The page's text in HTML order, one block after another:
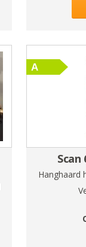
Scan
Hanghaard